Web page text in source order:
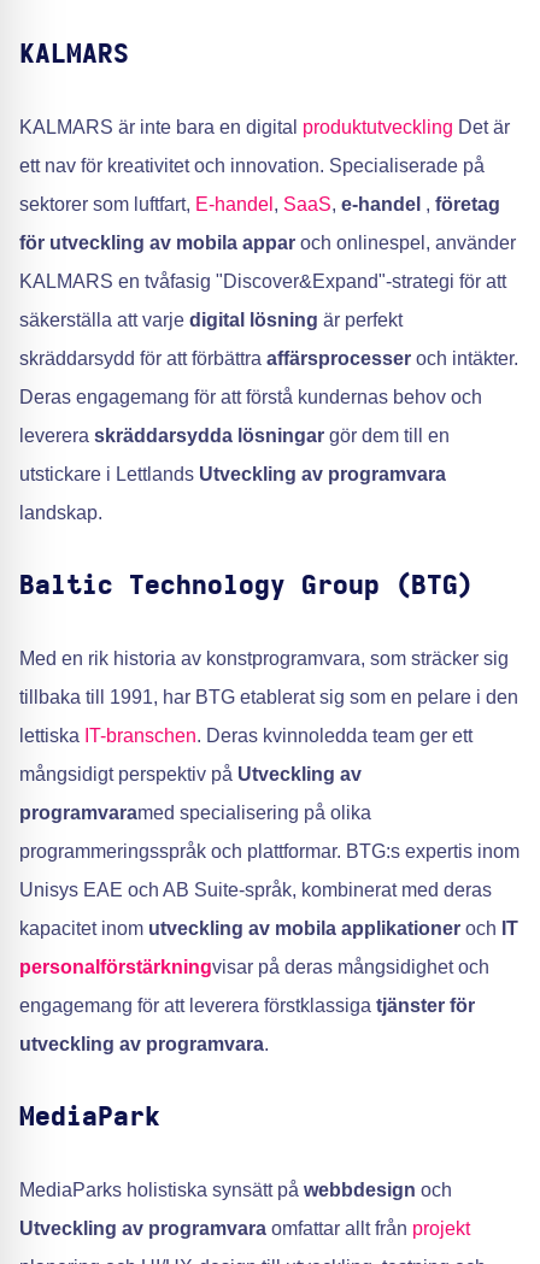
KALMARS
KALMARS är inte bara en digital produktutveckling Det är
ett nav för kreativitet och innovation. Specialiserade på
sektorer som luftfart, E-handel , SaaS, e-handel , företag
för utveckling av mobila appar och onlinespel, använder
KALMARS en tvåfasig "Discover&Expand"-strategi för att
säkerställa att varje digital lösning är perfekt
skräddarsydd för att förbättra affärsprocesser och intäkter.
Deras engagemang för att förstå kundernas behov och
leverera skräddarsydda lösningar gör dem till en
utstickare i Lettlands Utveckling av programvara
landskap.
Baltic Technology Group (BTG)
Med en rik historia av konstprogramvara, som sträcker sig
tillbaka till 1991, har BTG etablerat sig som en pelare i den
lettiska IT-branschen. Deras kvinnoledda team ger ett
mångsidigt perspektiv på Utveckling av
programvaramed specialisering på olika
programmeringsspråk och plattformar. BTG:s expertis inom
Unisys EAE och AB Suite-språk, kombinerat med deras
kapacitet inom utveckling av mobila applikationer och IT
personalförstärkningvisar på deras mångsidighet och
engagemang för att leverera förstklassiga tjänster för
utveckling av programvara.
MediaPark
MediaParks holistiska synsätt på webbdesign och
Utveckling av programvara omfattar allt från projekt